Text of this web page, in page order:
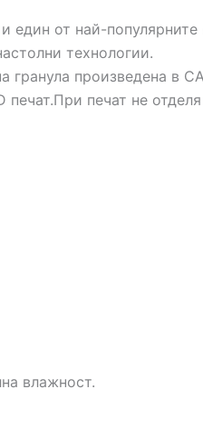
от най-популярните
технологии.
гранула произведена в
печат не
влажност.